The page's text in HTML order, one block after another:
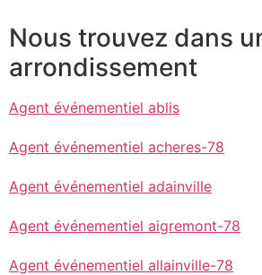
Nous trouvez dans
arrondissement
Agent événementiel ablis
Agent événementiel acheres-78
Agent événementiel adainville
Agent événementiel aigremont-78
Agent événementiel allainville-78